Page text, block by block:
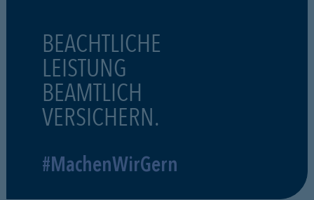
BEACHTLICHE
LEISTUNG
BEAMTLICH
VERSICHERN.
#MachenWirGern